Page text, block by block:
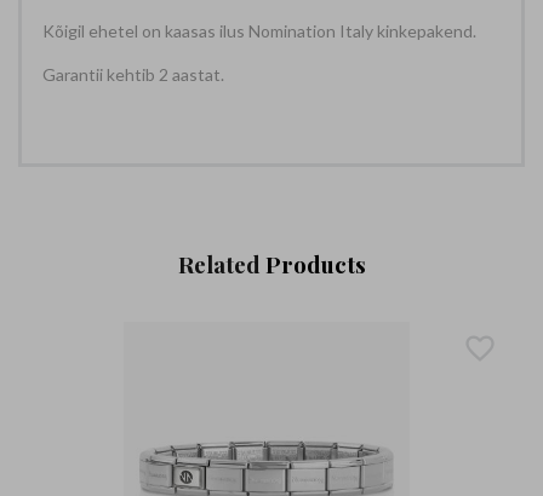
Kõigil ehetel on kaasas ilus Nomination Italy kinkepakend.
Garantii kehtib 2 aastat.
Related Products